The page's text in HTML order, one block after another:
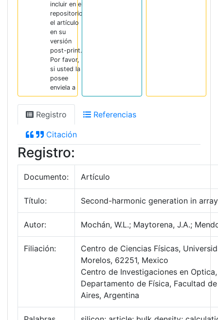
incluir en el
repositorio
el artículo
en su
versión
post-print.
Por favor,
si usted la
posee
enviela a
Registro Referencias
Citación
Registro:
Documento: Artículo
Título: Second-harmonic generation in
Autor: Mochán, W.L.; Maytorena, J.A.;
Filiación:
Centro de Ciencias Físicas,
Morelos, 62251, Mexico
Centro de Investigaciones en
Departamento de Física, Facultad
Aires, Argentina